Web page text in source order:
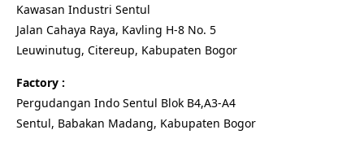
Kawasan Industri Sentul
Jalan Cahaya Raya, Kavling H-8 No. 5
Leuwinutug, Citereup, Kabupaten Bogor
Factory :
Pergudangan Indo Sentul Blok B4,A3-A4
Sentul, Babakan Madang, Kabupaten Bogor